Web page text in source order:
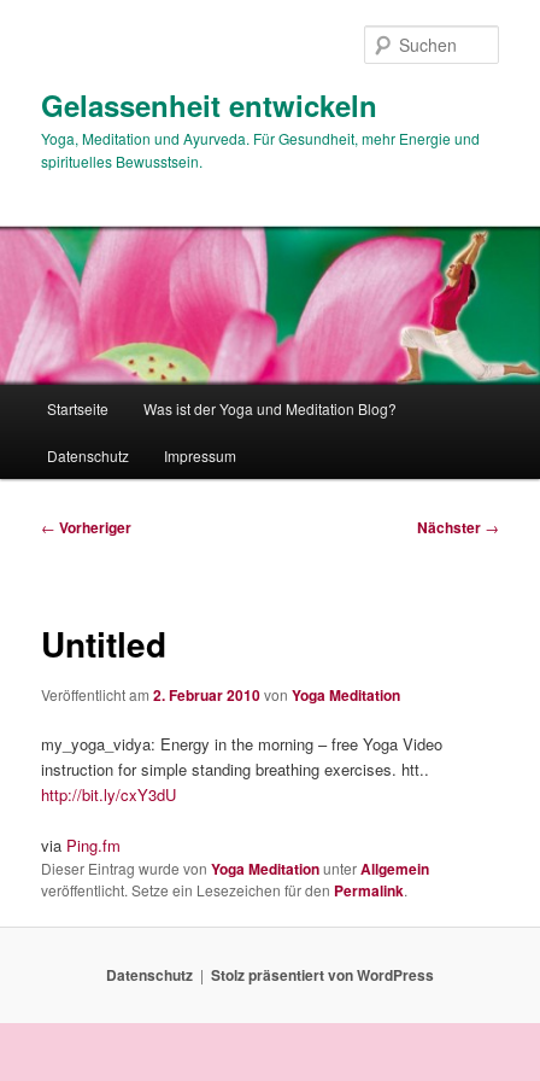
Gelassenheit entwickeln
Yoga, Meditation und Ayurveda. Für Gesundheit, mehr Energie und
spirituelles Bewusstsein.
Startseite Was ist der Yoga und Meditation Blog?
Datenschutz Impressum
Beitragsnavigation
← Vorheriger Nächster →
Untitled
Veröffentlicht am2. Februar 2010vonYoga Meditation
my_yoga_vidya: Energy in the morning – free Yoga Video
instruction for simple standing breathing exercises. htt..
http://bit.ly/cxY3dU
via Ping.fm
Dieser Eintrag wurde vonYoga MeditationunterAllgemein
veröffentlicht. Setze ein Lesezeichen für den Permalink.
Datenschutz Stolz präsentiert von WordPress